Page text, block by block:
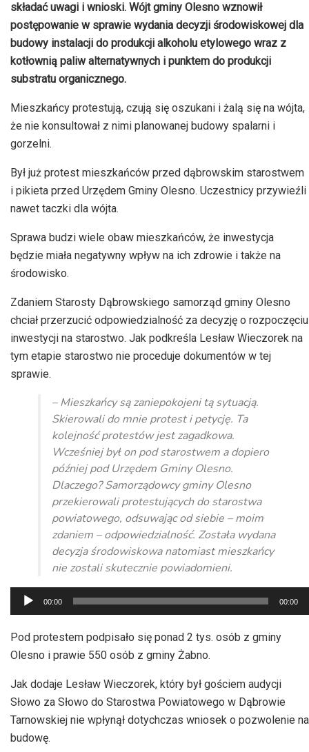
składać uwagi i wnioski. Wójt gminy Olesno wznowił
postępowanie w sprawie wydania decyzji środowiskowej dla
budowy instalacji do produkcji alkoholu etylowego wraz z
kotłownią paliw alternatywnych i punktem do produkcji
substratu organicznego.
Mieszkańcy protestują, czują się oszukani i żalą się na wójta,
że nie konsultował z nimi planowanej budowy spalarni i
gorzelni.
Był już protest mieszkańców przed dąbrowskim starostwem
i pikieta przed Urzędem Gminy Olesno. Uczestnicy przywieźli
nawet taczki dla wójta.
Sprawa budzi wiele obaw mieszkańców, że inwestycja
będzie miała negatywny wpływ na ich zdrowie i także na
środowisko.
Zdaniem Starosty Dąbrowskiego samorząd gminy Olesno
chciał przerzucić odpowiedzialność za decyzję o rozpoczęciu
inwestycji na starostwo. Jak podkreśla Lesław Wieczorek na
tym etapie starostwo nie proceduje dokumentów w tej
sprawie.
– Mieszkańcy są zaniepokojeni tą sytuacją.
Skierowali do mnie protest i petycję. Ta
kolejność protestów jest zagadkowa.
Wcześniej był on pod starostwem a dopiero
później pod Urzędem Gminy Olesno.
Dlaczego? Samorządowcy gminy Olesno
przekierowali protestujących do starostwa
powiatowego, odsuwając od siebie – moim
zdaniem – odpowiedzialność. Została wydana
decyzja środowiskowa natomiast mieszkańcy
nie zostali skutecznie powiadomieni.
Odtwarzacz
plików
dźwiękowych
00:00 00:00
Pod protestem podpisało się ponad 2 tys. osób z gminy
Olesno i prawie 550 osób z gminy Żabno.
Jak dodaje Lesław Wieczorek, który był gościem audycji
Słowo za Słowo do Starostwa Powiatowego w Dąbrowie
Tarnowskiej nie wpłynął dotychczas wniosek o pozwolenie na
budowę.